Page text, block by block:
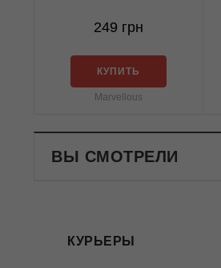
249 грн
КУПИТЬ
Marvellous
ВЫ СМОТРЕЛИ
КУРЬЕРЫ